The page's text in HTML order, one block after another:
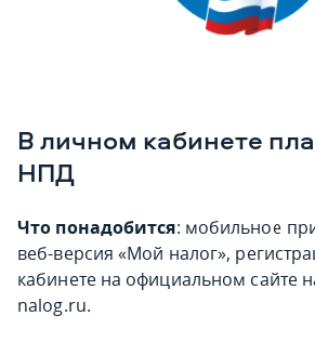
В личном кабинете
НПД
Что понадобится: мобильное
веб-версия «Мой налог»,
кабинете на официальном сайте
nalog.ru.